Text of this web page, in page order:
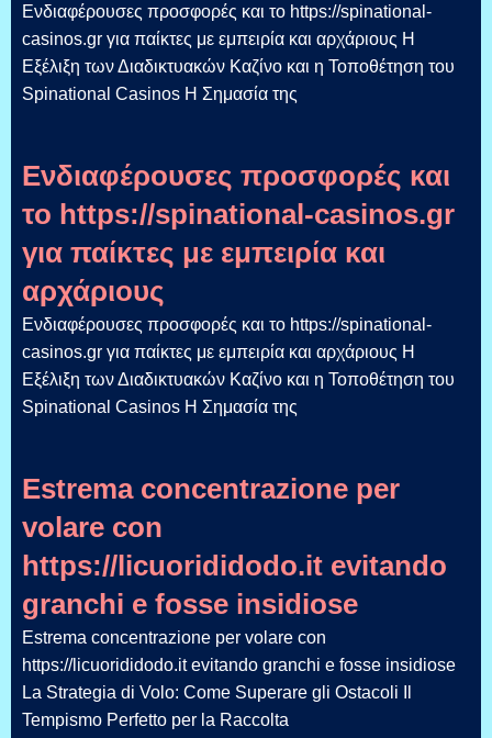
Ενδιαφέρουσες προσφορές και το https://spinational-
casinos.gr για παίκτες με εμπειρία και αρχάριους Η
Εξέλιξη των Διαδικτυακών Καζίνο και η Τοποθέτηση του
Spinational Casinos Η Σημασία της
Ενδιαφέρουσες προσφορές και
το https://spinational-casinos.gr
για παίκτες με εμπειρία και
αρχάριους
Ενδιαφέρουσες προσφορές και το https://spinational-
casinos.gr για παίκτες με εμπειρία και αρχάριους Η
Εξέλιξη των Διαδικτυακών Καζίνο και η Τοποθέτηση του
Spinational Casinos Η Σημασία της
Estrema concentrazione per
volare con
https://licuorididodo.it evitando
granchi e fosse insidiose
Estrema concentrazione per volare con
https://licuorididodo.it evitando granchi e fosse insidiose
La Strategia di Volo: Come Superare gli Ostacoli Il
Tempismo Perfetto per la Raccolta